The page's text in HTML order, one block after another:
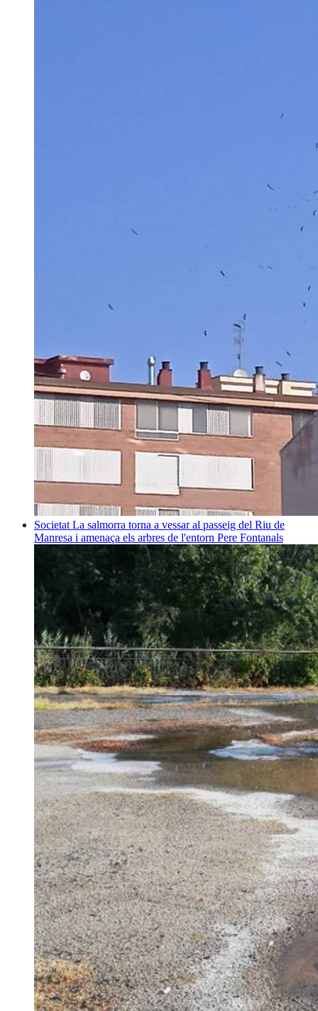
Societat La salmorra torna a vessar al passeig del Riu de
Manresa i amenaça els arbres de l'entorn Pere Fontanals